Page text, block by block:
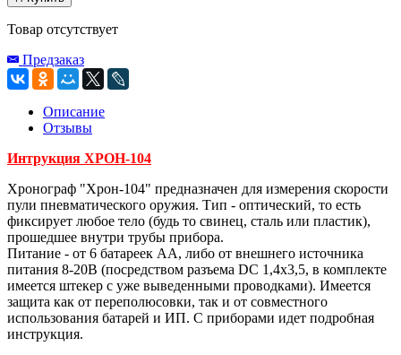
Товар отсутствует
Предзаказ
Описание
Отзывы
Интрукция ХРОН-104
Хронограф "Хрон-104" предназначен для измерения скорости
пули пневматического оружия. Тип - оптический, то есть
фиксирует любое тело (будь то свинец, сталь или пластик),
прошедшее внутри трубы прибора.
Питание - от 6 батареек АА, либо от внешнего источника
питания 8-20В (посредством разъема DC 1,4х3,5, в комплекте
имеется штекер с уже выведенными проводками). Имеется
защита как от переполюсовки, так и от совместного
использования батарей и ИП. С приборами идет подробная
инструкция.